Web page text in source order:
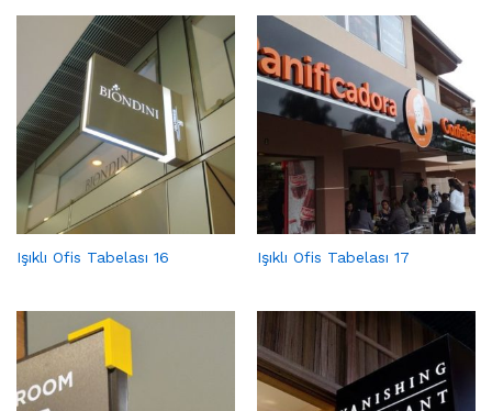
Işıklı Ofis Tabelası 16 Işıklı Ofis Tabelası 17